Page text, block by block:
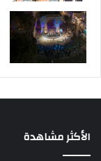
الأكثر مشاهدة